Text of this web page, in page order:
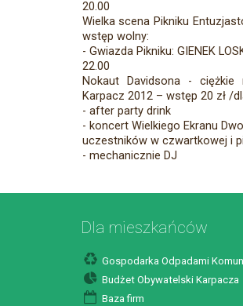
20.00
Wielka scena Pikniku
wstęp wolny:
- Gwiazda Pikniku: GIENEK
22.00
Nokaut Davidsona - ciężkie
Karpacz 2012 – wstęp 20 zł /
- after party drink
- koncert Wielkiego Ekranu
uczestników w czwartkowej i
- mechanicznie DJ
Dla mieszkańców
Gospodarka Odpadami
Budżet Obywatelski Karpacza
Baza firm